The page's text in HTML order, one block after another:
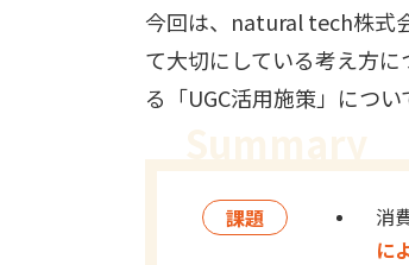
今回は、natural tech株式
て大切にしている考え方
る「UGC活用施策」につ
課題 消
に